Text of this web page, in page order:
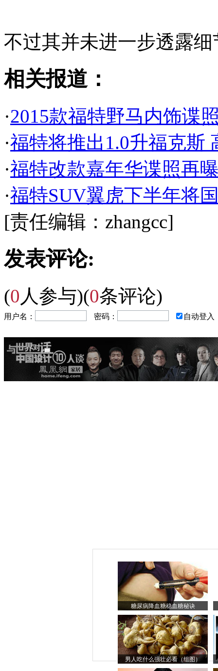
不过其并未进一步透露
相关报道：
·2015款福特野马内饰谍
·福特将推出1.0升福克斯
·福特改款嘉年华谍照再
·福特SUV翼虎下半年将
[责任编辑：zhangcc]
发表评论:
(0 人参与)(0条评论)
用户名： 密码： 自动登入
糖尿病降血糖稳血糖秘诀
男人吃什么强壮必看（组图）